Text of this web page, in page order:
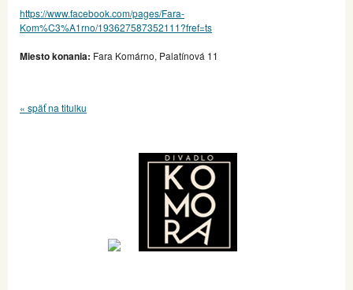
https://www.facebook.com/pages/Fara-
Kom%C3%A1rno/193627587352111?fref=ts
Miesto konania: Fara Komárno, Palatínová 11
« späť na titulku